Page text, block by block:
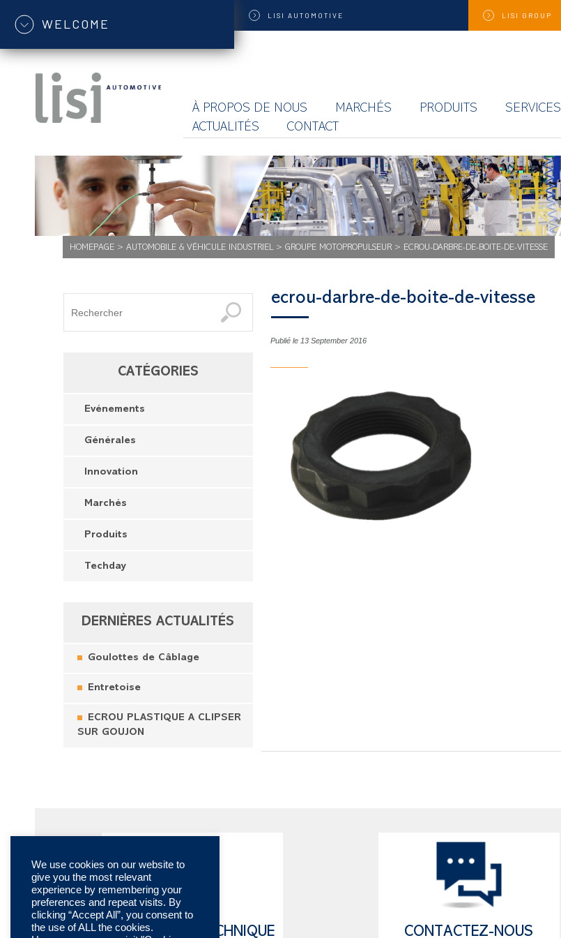
WELCOME
LISI AUTOMOTIVE LISI GROUP
À PROPOS DE NOUS MARCHÉS PRODUITS SERVICES
ACTUALITÉS
CONTACT
HOMEPAGE> AUTOMOBILE & VÉHICULE INDUSTRIEL> GROUPE MOTOPROPULSEUR> ECROU-DARBRE-DE-BOITE-DE-VITESSE
CATÉGORIES
Evénements
Générales
Innovation
Marchés
Produits
Techday
DERNIÈRES ACTUALITÉS
Goulottes de Câblage
Entretoise
ECROU PLASTIQUE A CLIPSER
SUR GOUJON
ecrou-darbre-de-boite-de-vitesse
Publié le 13 September 2016
CATALOGUE TECHNIQUE CONTACTEZ-NOUS
We use cookies on our website to
give you the most relevant
experience by remembering your
preferences and repeat visits. By
clicking “Accept All”, you consent to
the use of ALL the cookies.